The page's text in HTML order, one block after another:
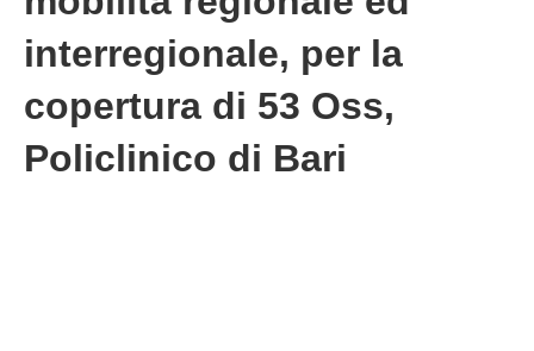
interregionale, per la
copertura di 53 Oss,
Policlinico di Bari